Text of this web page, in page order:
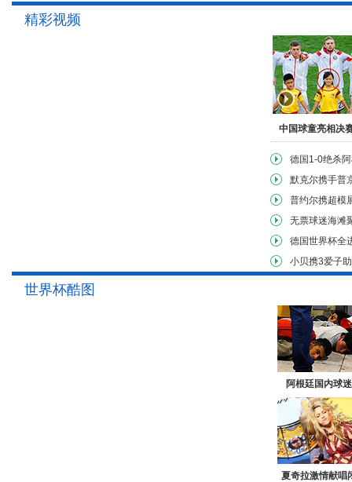
精彩视频
中国球童亮相决
德国1-0绝杀
默克尔携手普
普约尔携超模
无票球迷海滩
德国世界杯全
小贝携3爱子
世界杯酷图
阿根廷国内球
夏奇拉激情献唱